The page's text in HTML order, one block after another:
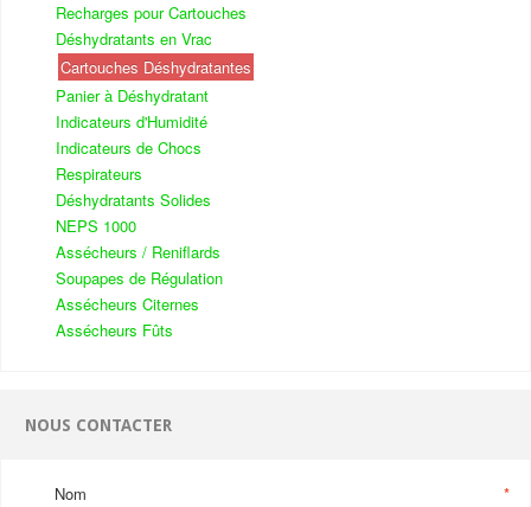
Recharges pour Cartouches
Déshydratants en Vrac
Cartouches Déshydratantes
Panier à Déshydratant
Indicateurs d'Humidité
Indicateurs de Chocs
Respirateurs
Déshydratants Solides
NEPS 1000
Assécheurs / Reniflards
Soupapes de Régulation
Assécheurs Citernes
Assécheurs Fûts
NOUS CONTACTER
*
Nom